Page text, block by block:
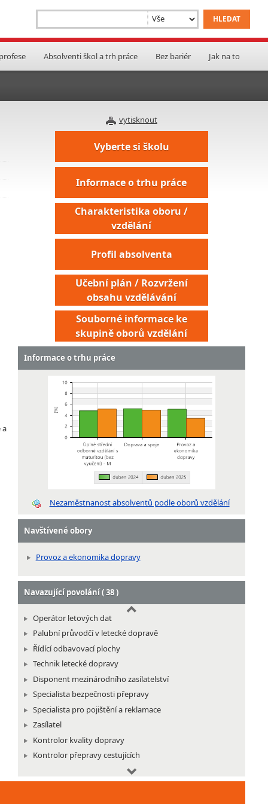
Absolventi škol a trh práce Bez bariér Jak na to
vytisknout
a
Vyberte si školu
Informace o trhu práce
Charakteristika oboru /
vzdělání
Profil absolventa
Učební plán / Rozvržení
obsahu vzdělávání
Souborné informace ke
skupině oborů vzdělání
Informace o trhu práce
Nezaměstnanost absolventů podle oborů vzdělání
Navštívené obory
Provoz a ekonomika dopravy
Navazující povolání ( 38 )
Technik železniční dopravy
Dispečer sběrných přepravních uzlů
Operátor letových dat
Palubní průvodčí v letecké dopravě
Řídící odbavovací plochy
Technik letecké dopravy
Disponent mezinárodního zasílatelství
Specialista bezpečnosti přepravy
Specialista pro pojištění a reklamace
Zasílatel
Kontrolor kvality dopravy
Kontrolor přepravy cestujících